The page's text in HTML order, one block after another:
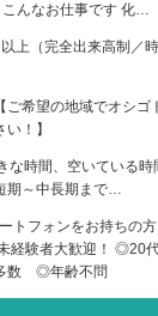
んなお仕事です 化…
上（完全出来高制／
ご希望の地域でオシ
！】
な時間、空いている
期～中長期まで…
トフォンをお持ちの
経験者大歓迎！ ◎20
数 ◎年齢不問